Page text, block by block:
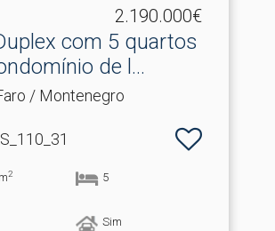
2.190.000€
com 5 quartos
de l.​..
/ Montenegro
m2 5
Sim